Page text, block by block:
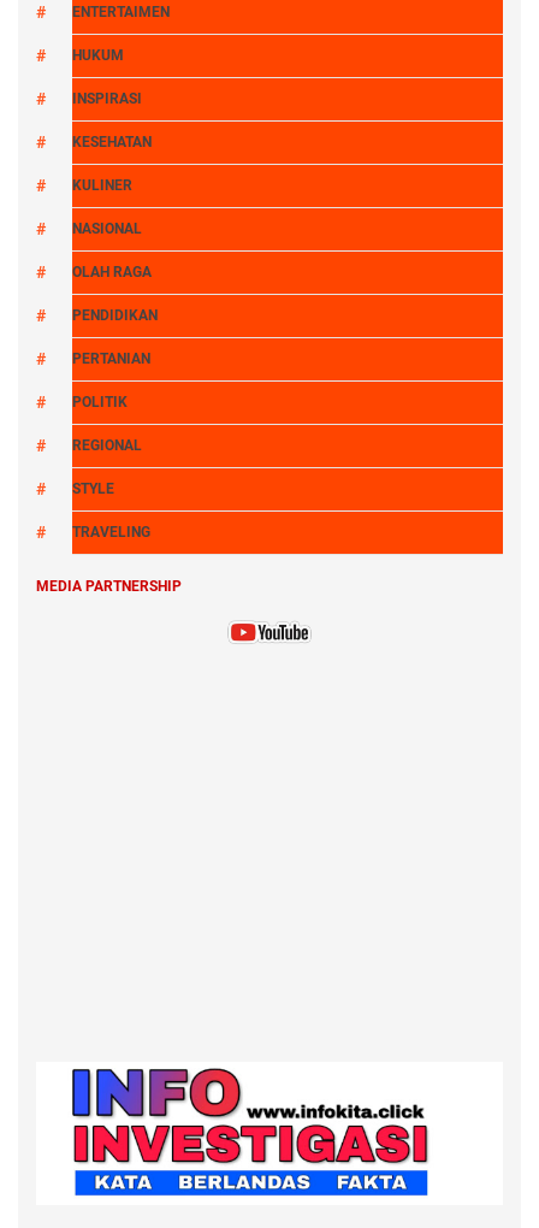
ENTERTAIMEN
HUKUM
INSPIRASI
KESEHATAN
KULINER
NASIONAL
OLAH RAGA
PENDIDIKAN
PERTANIAN
POLITIK
REGIONAL
STYLE
TRAVELING
MEDIA PARTNERSHIP